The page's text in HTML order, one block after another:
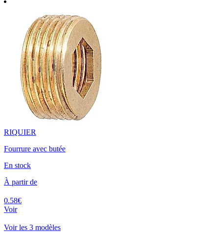
RIQUIER
Fourrure avec butée
En stock
À partir de
0.58€
Voir
Voir les 3 modèles